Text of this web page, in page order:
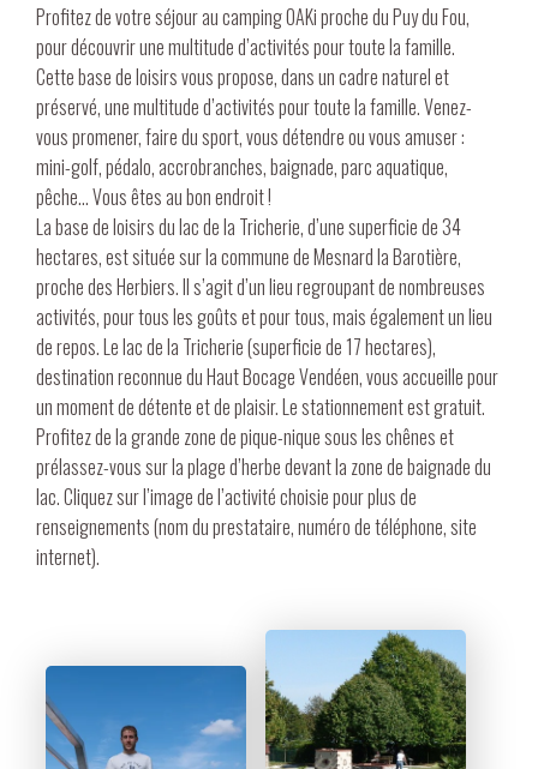
Profitez de votre séjour aucamping OAKi proche du Puy du Fou,
pour découvrir une multitude d’activités pour toute la famille.
Cette base de loisirs vous propose, dans un cadre naturel et
préservé, une multitude d’activités pour toute la famille. Venez-
vous promener, faire du sport, vous détendre ou vous amuser :
mini-golf, pédalo, accrobranches, baignade, parc aquatique,
pêche… Vous êtes au bon endroit !
La base de loisirs du lac de la Tricherie, d’une superficie de 34
hectares, est située sur la commune de Mesnard la Barotière,
proche des Herbiers. Il s’agit d’un lieu regroupant de nombreuses
activités, pour tous les goûts et pour tous, mais également un lieu
de repos. Le lac de la Tricherie (superficie de 17 hectares),
destination reconnue du Haut Bocage Vendéen, vous accueille pour
un moment de détente et de plaisir. Le stationnement est gratuit.
Profitez de la grande zone de pique-nique sous les chênes et
prélassez-vous sur la plage d’herbe devant la zone de baignade du
lac. Cliquez sur l’image de l’activité choisie pour plus de
renseignements (nom du prestataire, numéro de téléphone, site
internet).